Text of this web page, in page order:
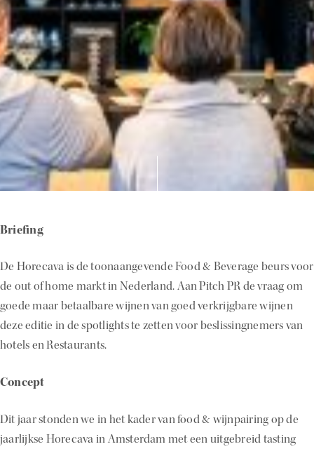
Briefing
De Horecava is de toonaangevende Food & Beverage beurs voor
de out of home markt in Nederland. Aan Pitch PR de vraag om
goede maar betaalbare wijnen van goed verkrijgbare wijnen
deze editie in de spotlights te zetten voor beslissingnemers van
hotels en Restaurants.
Concept
Dit jaar stonden we in het kader van food & wijnpairing op de
jaarlijkse Horecava in Amsterdam met een uitgebreid tasting